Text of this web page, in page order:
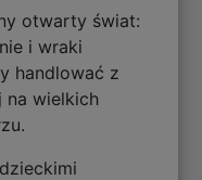
otwarty świat:
i wraki
handlować z
na wielkich